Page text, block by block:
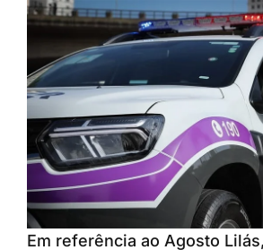
Em referência ao Agosto